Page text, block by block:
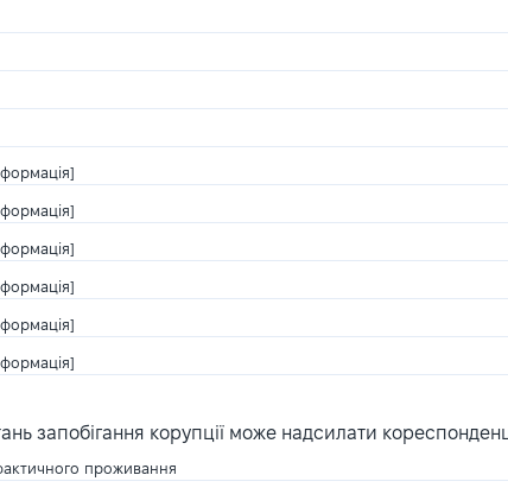
запобігання корупції може надсилати
проживання